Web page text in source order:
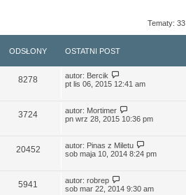
Tematy: 33
ODSŁONY OSTATNI POST
8278 autor: Bercik
pt lis 06, 2015 12:41 am
3724 autor: Mortimer
pn wrz 28, 2015 10:36 pm
20452 autor: Pinas z Miletu
sob maja 10, 2014 8:24 pm
5941 autor: robrep
sob mar 22, 2014 9:30 am